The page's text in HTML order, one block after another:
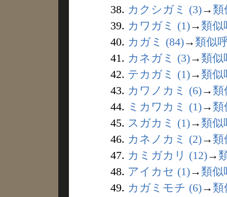
38. カクシガミ (3)→ 類
39. カワガミ (1)→ 類似
40. カガミ (84)→ 類似
41. カネガミ (3)→ 類似
42. テカガミ (1)→ 類似
43. カワノカミ (6)→ 類
44. ミカワカミ (1)→ 類
45. スガカミ (1)→ 類似
46. カネノカミ (2)→ 類
47. カミガカリ (12)→
48. アイカセ (1)→ 類似
49. カガミモチ (6)→ 類